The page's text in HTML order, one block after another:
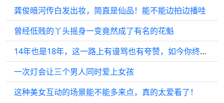
龚俊暗河传白发出妆，简直是仙品！能不能边拍边播哇
曾经低贱的丫头摇身一变竟然成了有名的花魁
14年也是18年，这一路上有谩骂也有夸赞，如今你终于迎来了属于你的时代
一次灯会让三个男人同时爱上女孩
这种美女互动的场景能不能多来点，真的太爱看了！